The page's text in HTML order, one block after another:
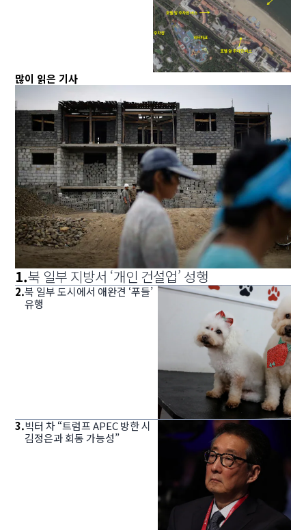
많이 읽은 기사
1.북 일부 지방서 ‘개인 건설업’ 성행
2.북 일부 도시에서 애완견 ‘푸들’
유행
3.빅터 차 “트럼프 APEC 방한 시
김정은과 회동 가능성”